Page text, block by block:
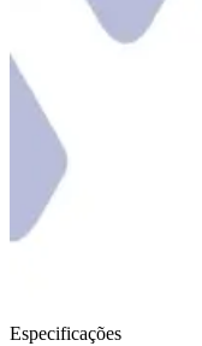
Especificações